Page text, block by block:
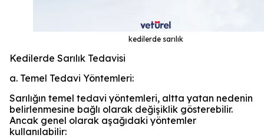
kedilerde sarılık
Kedilerde Sarılık Tedavisi
a. Temel Tedavi Yöntemleri:
Sarılığın temel tedavi yöntemleri, altta yatan nedenin
belirlenmesine bağlı olarak değişiklik gösterebilir.
Ancak genel olarak aşağıdaki yöntemler
kullanılabilir: